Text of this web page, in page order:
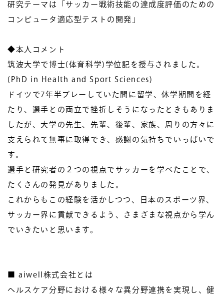
研究テーマは「サッカー戦術技能の達成度評価のための
コンピュータ適応型テストの開発」
◆本人コメント
筑波大学で博士(体育科学)学位記を授与されました。
(PhD in Health and Sport Sciences)
ドイツで7年半プレーしていた間に留学、休学期間を経
たり、選手との両立で挫折しそうになったときもありま
したが、大学の先生、先輩、後輩、家族、周りの方々に
支えられて無事に取得でき、感謝の気持ちでいっぱいで
す。
選手と研究者の２つの視点でサッカーを学べたことで、
たくさんの発見がありました。
これからもこの経験を活かしつつ、日本のスポーツ界、
サッカー界に貢献できるよう、さまざまな視点から学ん
でいきたいと思います。
■ aiwell株式会社とは
ヘルスケア分野における様々な異分野連携を実現し、健